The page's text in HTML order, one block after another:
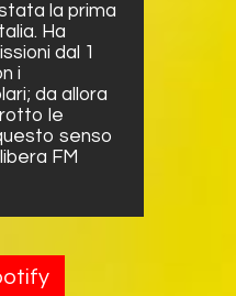
la prima
Ha
dal 1
i
da allora
le
senso
FM